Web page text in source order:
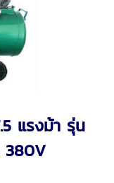
แรงม้า รุ่น
380V